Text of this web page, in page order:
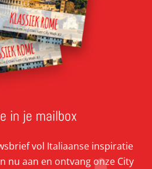
in je mailbox
vol Italiaanse inspiratie
nu aan en ontvang onze City